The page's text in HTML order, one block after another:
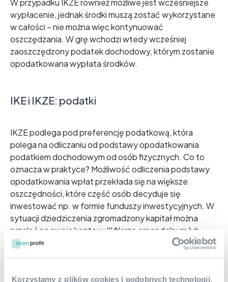
Korzystamy z plików cookies i podobnych technologii,
W przypadku IKZE również możliwe jest wcześniejsze
wypłacenie, jednak środki muszą zostać wykorzystane
w całości – nie można więc kontynuować
oszczędzania. W grę wchodzi wtedy wcześniej
zaoszczędzony podatek dochodowy, którym zostanie
opodatkowana wypłata środków.
IKE i IKZE: podatki
IKZE podlega pod preferencję podatkową, która
polega na odliczaniu od podstawy opodatkowania
podatkiem dochodowym od osób fizycznych. Co to
oznacza w praktyce? Możliwość odliczenia podstawy
opodatkowania wpłat przekłada się na większe
oszczędności, które część osób decyduje się
inwestować np. w formie funduszy inwestycyjnych. W
sytuacji dziedziczenia zgromadzony kapitał można
przelać na swoje konto w III filarze emerytalnym lub
wypłacić, co wiąże się z opodatkowaniem 10%
Natomiast w przypadku IKE nie można odliczyć wpłat